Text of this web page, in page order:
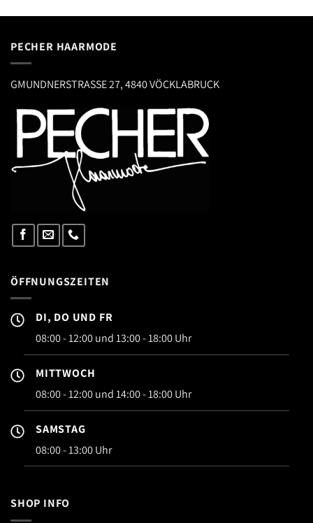
PECHER HAARMODE
GMUNDNERSTRASSE 27, 4840 VÖCKLABRUCK
ÖFFNUNGSZEITEN
DI, DO UND FR
08:00 - 12:00 und 13:00 - 18:00 Uhr
MITTWOCH
08:00 - 12:00 und 14:00 - 18:00 Uhr
SAMSTAG
08:00 - 13:00 Uhr
SHOP INFO